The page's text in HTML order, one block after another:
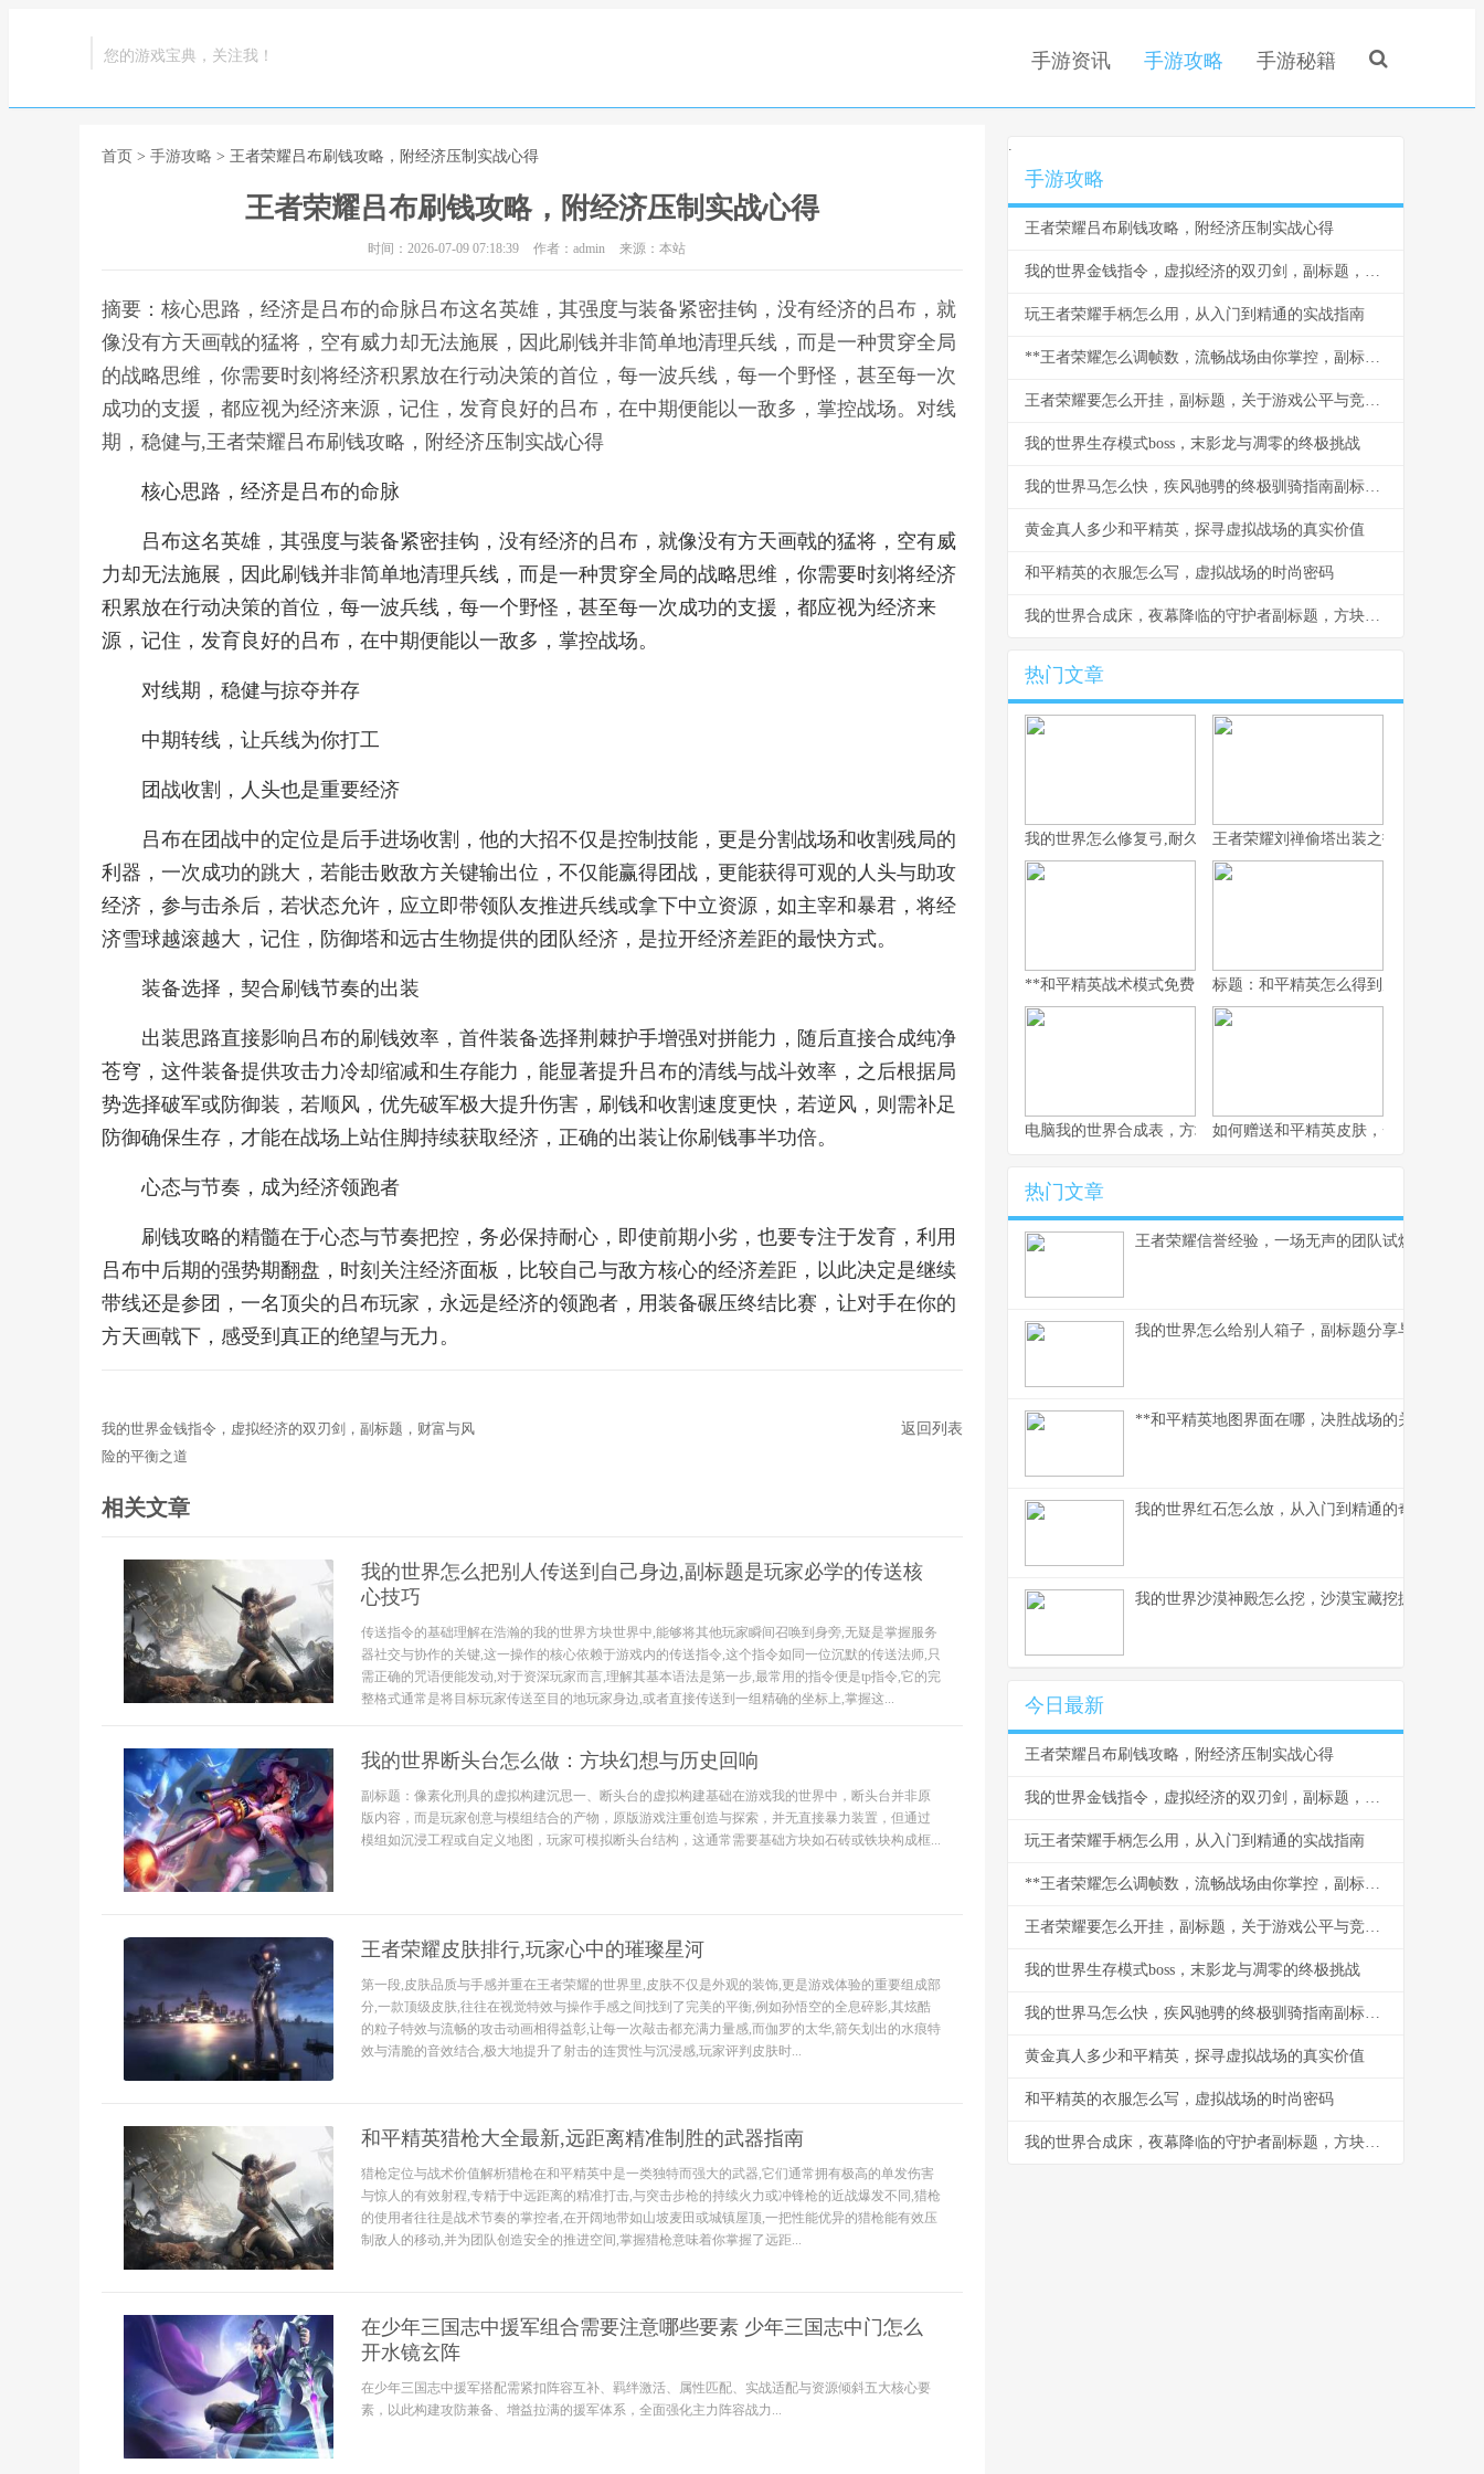
您的游戏宝典，关注我！ 手游资讯 手游攻略 手游秘籍
首页 > 手游攻略 > 王者荣耀吕布刷钱攻略，附经济压制实战心得
王者荣耀吕布刷钱攻略，附经济压制实战心得
时间：2026-07-09 07:18:39 作者：admin 来源：本站
摘要：核心思路，经济是吕布的命脉吕布这名英雄，其强度与装备紧密挂钩，没有经济的吕布，就
像没有方天画戟的猛将，空有威力却无法施展，因此刷钱并非简单地清理兵线，而是一种贯穿全局
的战略思维，你需要时刻将经济积累放在行动决策的首位，每一波兵线，每一个野怪，甚至每一次
成功的支援，都应视为经济来源，记住，发育良好的吕布，在中期便能以一敌多，掌控战场。对线
期，稳健与,王者荣耀吕布刷钱攻略，附经济压制实战心得
核心思路，经济是吕布的命脉
吕布这名英雄，其强度与装备紧密挂钩，没有经济的吕布，就像没有方天画戟的猛将，空有威
力却无法施展，因此刷钱并非简单地清理兵线，而是一种贯穿全局的战略思维，你需要时刻将经济
积累放在行动决策的首位，每一波兵线，每一个野怪，甚至每一次成功的支援，都应视为经济来
源，记住，发育良好的吕布，在中期便能以一敌多，掌控战场。
对线期，稳健与掠夺并存
中期转线，让兵线为你打工
团战收割，人头也是重要经济
吕布在团战中的定位是后手进场收割，他的大招不仅是控制技能，更是分割战场和收割残局的
利器，一次成功的跳大，若能击败敌方关键输出位，不仅能赢得团战，更能获得可观的人头与助攻
经济，参与击杀后，若状态允许，应立即带领队友推进兵线或拿下中立资源，如主宰和暴君，将经
济雪球越滚越大，记住，防御塔和远古生物提供的团队经济，是拉开经济差距的最快方式。
装备选择，契合刷钱节奏的出装
出装思路直接影响吕布的刷钱效率，首件装备选择荆棘护手增强对拼能力，随后直接合成纯净
苍穹，这件装备提供攻击力冷却缩减和生存能力，能显著提升吕布的清线与战斗效率，之后根据局
势选择破军或防御装，若顺风，优先破军极大提升伤害，刷钱和收割速度更快，若逆风，则需补足
防御确保生存，才能在战场上站住脚持续获取经济，正确的出装让你刷钱事半功倍。
心态与节奏，成为经济领跑者
刷钱攻略的精髓在于心态与节奏把控，务必保持耐心，即使前期小劣，也要专注于发育，利用
吕布中后期的强势期翻盘，时刻关注经济面板，比较自己与敌方核心的经济差距，以此决定是继续
带线还是参团，一名顶尖的吕布玩家，永远是经济的领跑者，用装备碾压终结比赛，让对手在你的
方天画戟下，感受到真正的绝望与无力。
我的世界金钱指令，虚拟经济的双刃剑，副标题，财富与风
险的平衡之道
返回列表
相关文章
我的世界怎么把别人传送到自己身边,副标题是玩家必学的传送核
心技巧
传送指令的基础理解在浩瀚的我的世界方块世界中,能够将其他玩家瞬间召唤到身旁,无疑是掌握服务
器社交与协作的关键,这一操作的核心依赖于游戏内的传送指令,这个指令如同一位沉默的传送法师,只
需正确的咒语便能发动,对于资深玩家而言,理解其基本语法是第一步,最常用的指令便是tp指令,它的完
整格式通常是将目标玩家传送至目的地玩家身边,或者直接传送到一组精确的坐标上,掌握这...
我的世界断头台怎么做：方块幻想与历史回响
副标题：像素化刑具的虚拟构建沉思一、断头台的虚拟构建基础在游戏我的世界中，断头台并非原
版内容，而是玩家创意与模组结合的产物，原版游戏注重创造与探索，并无直接暴力装置，但通过
模组如沉浸工程或自定义地图，玩家可模拟断头台结构，这通常需要基础方块如石砖或铁块构成框...
王者荣耀皮肤排行,玩家心中的璀璨星河
第一段,皮肤品质与手感并重在王者荣耀的世界里,皮肤不仅是外观的装饰,更是游戏体验的重要组成部
分,一款顶级皮肤,往往在视觉特效与操作手感之间找到了完美的平衡,例如孙悟空的全息碎影,其炫酷
的粒子特效与流畅的攻击动画相得益彰,让每一次敲击都充满力量感,而伽罗的太华,箭矢划出的水痕特
效与清脆的音效结合,极大地提升了射击的连贯性与沉浸感,玩家评判皮肤时...
和平精英猎枪大全最新,远距离精准制胜的武器指南
猎枪定位与战术价值解析猎枪在和平精英中是一类独特而强大的武器,它们通常拥有极高的单发伤害
与惊人的有效射程,专精于中远距离的精准打击,与突击步枪的持续火力或冲锋枪的近战爆发不同,猎枪
的使用者往往是战术节奏的掌控者,在开阔地带如山坡麦田或城镇屋顶,一把性能优异的猎枪能有效压
制敌人的移动,并为团队创造安全的推进空间,掌握猎枪意味着你掌握了远距...
在少年三国志中援军组合需要注意哪些要素 少年三国志中门怎么
开水镜玄阵
在少年三国志中援军搭配需紧扣阵容互补、羁绊激活、属性匹配、实战适配与资源倾斜五大核心要
素，以此构建攻防兼备、增益拉满的援军体系，全面强化主力阵容战力...
.
手游攻略
王者荣耀吕布刷钱攻略，附经济压制实战心得
我的世界金钱指令，虚拟经济的双刃剑，副标题，财富与风险的平衡之道
玩王者荣耀手柄怎么用，从入门到精通的实战指南
**王者荣耀怎么调帧数，流畅战场由你掌控，副标题，资深玩家帧数调优全指南**
王者荣耀要怎么开挂，副标题，关于游戏公平与竞技精神的思考
我的世界生存模式boss，末影龙与凋零的终极挑战
我的世界马怎么快，疾风驰骋的终极驯骑指南副标题，迅捷坐骑培育与驾驭全解析
黄金真人多少和平精英，探寻虚拟战场的真实价值
和平精英的衣服怎么写，虚拟战场的时尚密码
我的世界合成床，夜幕降临的守护者副标题，方块世界中的安眠艺术
热门文章
我的世界怎么修复弓,耐久耗尽的生存艺术王者荣耀刘禅偷塔出装之拆塔流核心思
**和平精英战术模式免费，平民战神崛起之路的副标题**
标题：和平精英怎么得到房子？老玩家
电脑我的世界合成表，方块世界的创造密码如何赠送和平精英皮肤，一份心意与战
热门文章
王者荣耀信誉经验，一场无声的团队试炼
我的世界怎么给别人箱子，副标题分享与守护的方
**和平精英地图界面在哪，决胜战场的关键枢纽**
我的世界红石怎么放，从入门到精通的奇妙之旅
我的世界沙漠神殿怎么挖，沙漠宝藏挖掘全攻略
今日最新
王者荣耀吕布刷钱攻略，附经济压制实战心得
我的世界金钱指令，虚拟经济的双刃剑，副标题，财富与风险的平衡之道
玩王者荣耀手柄怎么用，从入门到精通的实战指南
**王者荣耀怎么调帧数，流畅战场由你掌控，副标题，资深玩家帧数调优全指南**
王者荣耀要怎么开挂，副标题，关于游戏公平与竞技精神的思考
我的世界生存模式boss，末影龙与凋零的终极挑战
我的世界马怎么快，疾风驰骋的终极驯骑指南副标题，迅捷坐骑培育与驾驭全解析
黄金真人多少和平精英，探寻虚拟战场的真实价值
和平精英的衣服怎么写，虚拟战场的时尚密码
我的世界合成床，夜幕降临的守护者副标题，方块世界中的安眠艺术